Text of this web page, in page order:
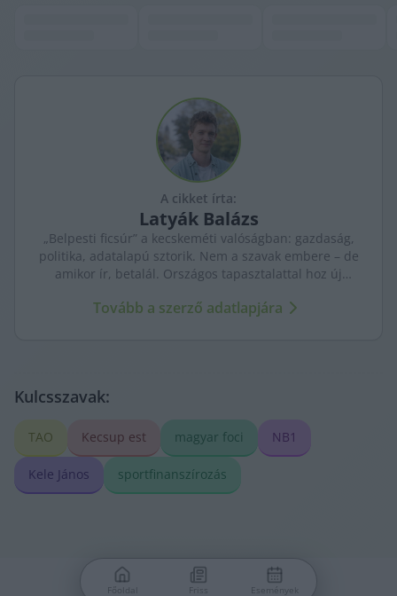
A cikket írta:
Latyák Balázs
„Belpesti ficsúr” a kecskeméti valóságban: gazdaság,
politika, adatalapú sztorik. Nem a szavak embere – de
amikor ír, betalál. Országos tapasztalattal hoz új
Tovább a szerző adatlapjára
Kulcsszavak:
TAO Kecsup est magyar foci NB1
Kele János sportfinanszírozás
Főoldal Friss Események